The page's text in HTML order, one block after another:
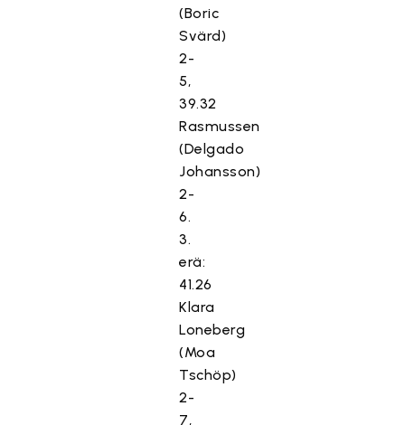
(Boric
Svärd)
2-
5,
39.32
Rasmussen
(Delgado
Johansson)
2-
6.
3.
erä:
41.26
Klara
Loneberg
(Moa
Tschöp)
2-
7,